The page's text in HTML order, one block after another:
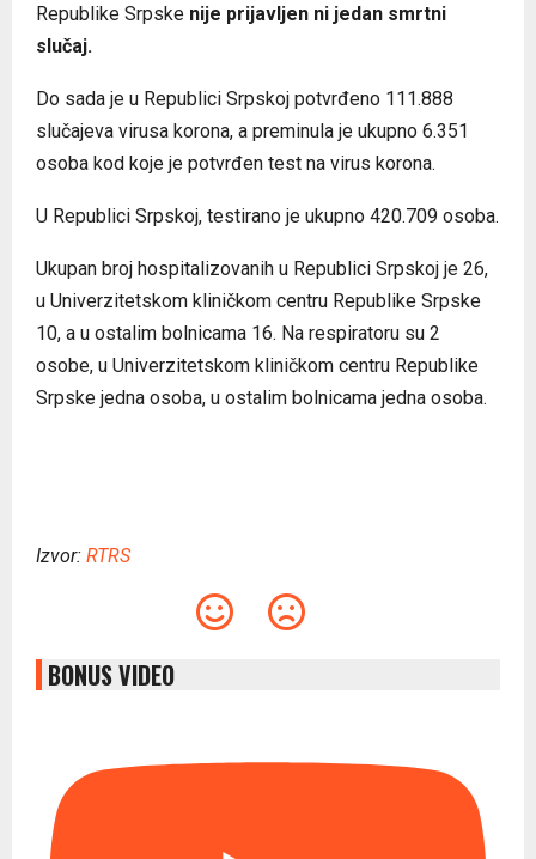
Republike Srpske nije prijavljen ni jedan smrtni
slučaj.
Do sada je u Republici Srpskoj potvrđeno 111.888
slučajeva virusa korona, a preminula je ukupno 6.351
osoba kod koje je potvrđen test na virus korona.
U Republici Srpskoj, testirano je ukupno 420.709 osoba.
Ukupan broj hospitalizovanih u Republici Srpskoj je 26,
u Univerzitetskom kliničkom centru Republike Srpske
10, a u ostalim bolnicama 16. Na respiratoru su 2
osobe, u Univerzitetskom kliničkom centru Republike
Srpske jedna osoba, u ostalim bolnicama jedna osoba.
Izvor: RTRS
BONUS VIDEO